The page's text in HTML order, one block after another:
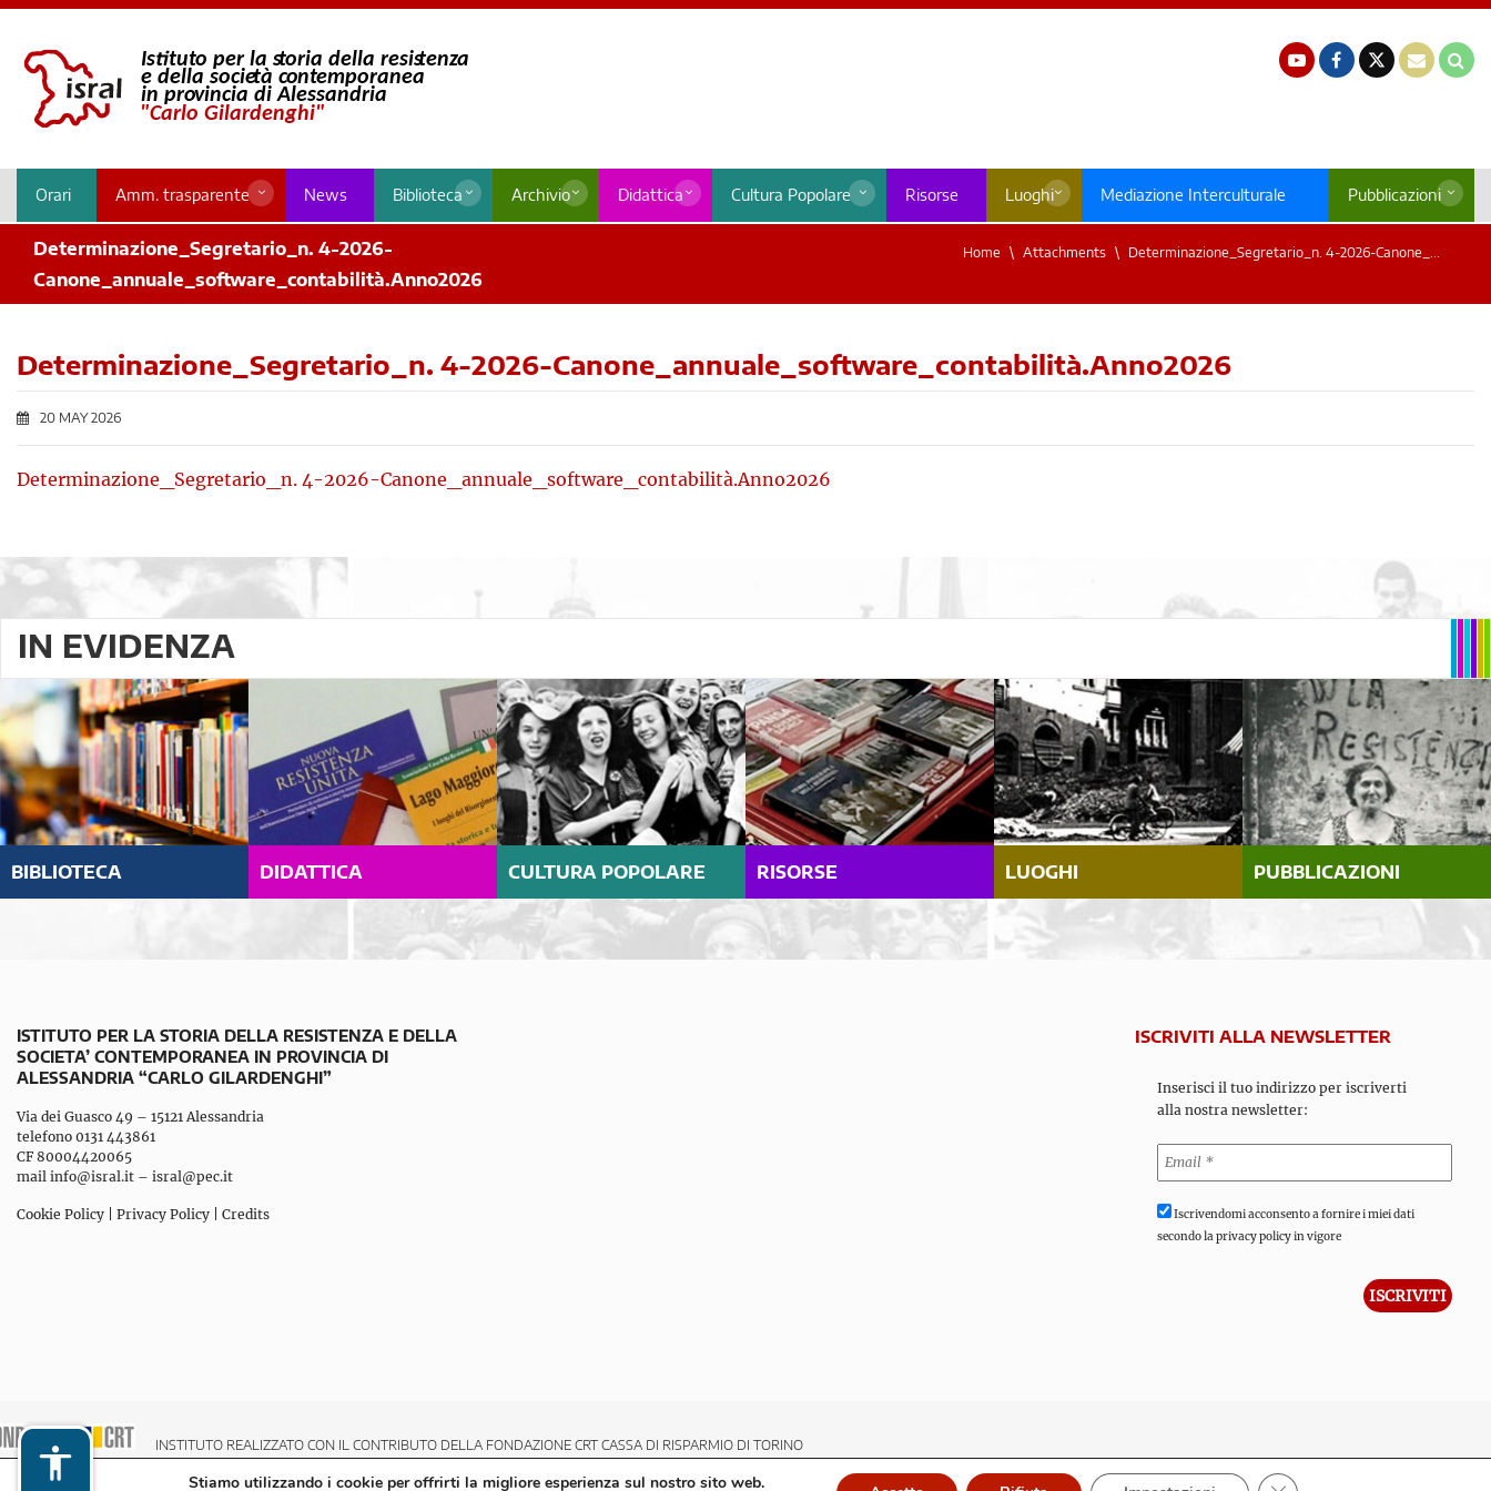
Orari Amm. trasparente News Biblioteca Archivio Didattica Cultura Popolare Risorse Luoghi Mediazione Interculturale Pubblicazioni
Determinazione_Segretario_n. 4-2026-
Canone_annuale_software_contabilità.Anno2026
Home Attachments Determinazione_Segretario_n. 4-2026-Canone_...
Determinazione_Segretario_n. 4-2026-Canone_annuale_software_contabilità.Anno2026
20 MAY 2026
Determinazione_Segretario_n. 4-2026-Canone_annuale_software_contabilità.Anno2026
IN EVIDENZA
BIBLIOTECA DIDATTICA CULTURA POPOLARE RISORSE LUOGHI PUBBLICAZIONI
ISTITUTO PER LA STORIA DELLA RESISTENZA E DELLA
SOCIETA’ CONTEMPORANEA IN PROVINCIA DI
ALESSANDRIA “CARLO GILARDENGHI”
Via dei Guasco 49 – 15121 Alessandria
telefono 0131 443861
CF 80004420065
mail info@isral.it – isral@pec.it
Cookie Policy Privacy Policy Credits
ISCRIVITI ALLA NEWSLETTER
Inserisci il tuo indirizzo per iscriverti
alla nostra newsletter:
Iscrivendomi acconsento a fornire i miei dati
secondo la privacy policy in vigore
INSTITUTO REALIZZATO CON IL CONTRIBUTO DELLA FONDAZIONE CRT CASSA DI RISPARMIO DI TORINO
Stiamo utilizzando i cookie per offrirti la migliore esperienza sul nostro sito web. Close GDPR Cookie Banner